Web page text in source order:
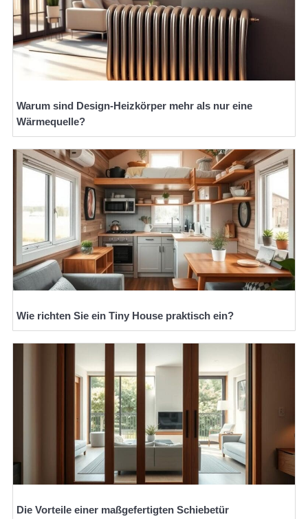
Warum sind Design-Heizkörper mehr als nur eine
Wärmequelle?
Wie richten Sie ein Tiny House praktisch ein?
Die Vorteile einer maßgefertigten Schiebetür